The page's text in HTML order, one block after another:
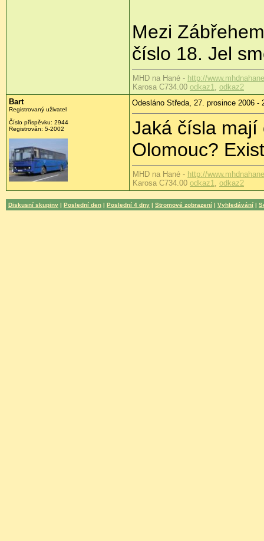
Mezi
číslo 18. Jel
MHD na Hané - http://
Karosa C734.00 odkaz1, odkaz2
Bart
Registrovaný uživatel
Číslo příspěvku: 2944
Registrován: 5-2002
Odesláno Středa, 27. prosince 2006 -
Jaká čísla mají
Olomouc?
MHD na Hané - http://
Karosa C734.00 odkaz1, odkaz2
Diskusní skupiny | Poslední den | Poslední 4 dny | Stromové zobrazení | Vyhledávání |